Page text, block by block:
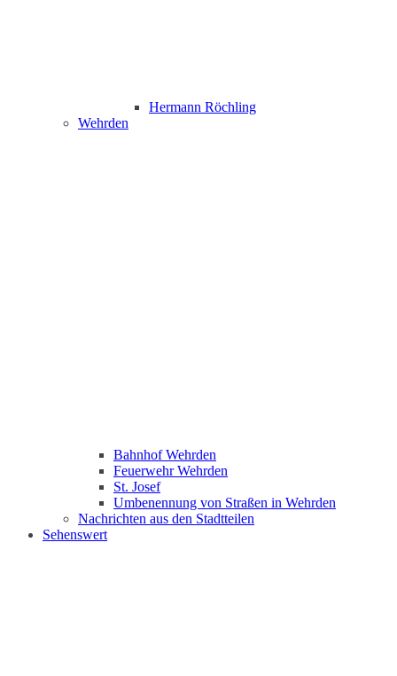
Hermann Röchling
Wehrden
Bahnhof Wehrden
Feuerwehr Wehrden
St. Josef
Umbenennung von Straßen in Wehrden
Nachrichten aus den Stadtteilen
Sehenswert